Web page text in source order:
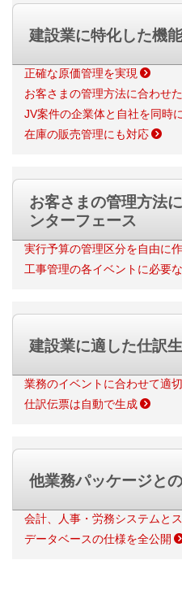
建設業に特化した機能
正確な原価管理を実現
お客さまの管理方法に合わせ
JV案件の企業体と自社を同時
在庫の販売管理にも対応
お客さまの管理方法
ンターフェース
実行予算の管理区分を自由に
工事管理の各イベントに必要
建設業に適した仕訳
業務のイベントに合わせて適
仕訳伝票は自動で生成
他業務パッケージと
会計、人事・労務システムと
データベースの仕様を全公開